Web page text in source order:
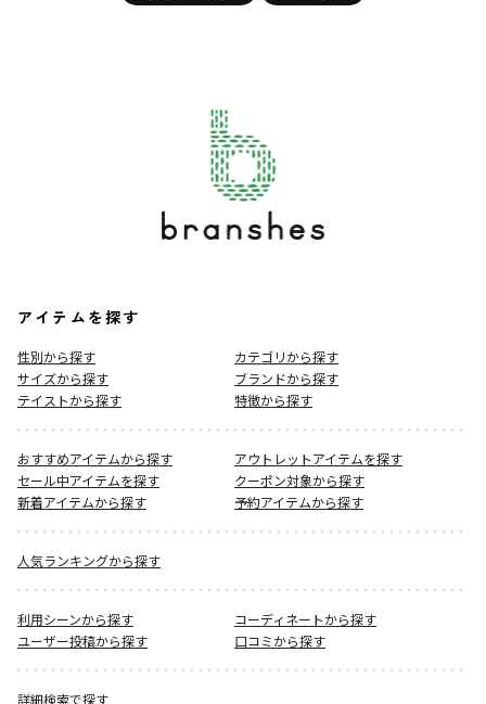
アイテムを探す
性別から探す
カテゴリから探す
サイズから探す
ブランドから探す
テイストから探す
特徴から探す
おすすめアイテムから探す
アウトレットアイテムを探す
セール中アイテムを探す
クーポン対象から探す
新着アイテムから探す
予約アイテムから探す
人気ランキングから探す
利用シーンから探す
コーディネートから探す
ユーザー投稿から探す
口コミから探す
詳細検索で探す